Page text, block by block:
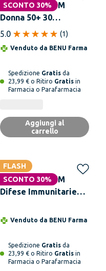
SCONTO 30%
MULTICENTRUM
Donna 50+ 30
Compresse
5.0 (1)
Venduto da BENU Farma
Spedizione Gratis da
23,99 € o Ritiro Gratis in
Farmacia o Parafarmacia
Aggiungi al
carrello
FLASH
SCONTO 30%
MULTICENTRUM
Difese Immunitarie
Bustine
Venduto da BENU Farma
Spedizione Gratis da
23,99 € o Ritiro Gratis in
Farmacia o Parafarmacia